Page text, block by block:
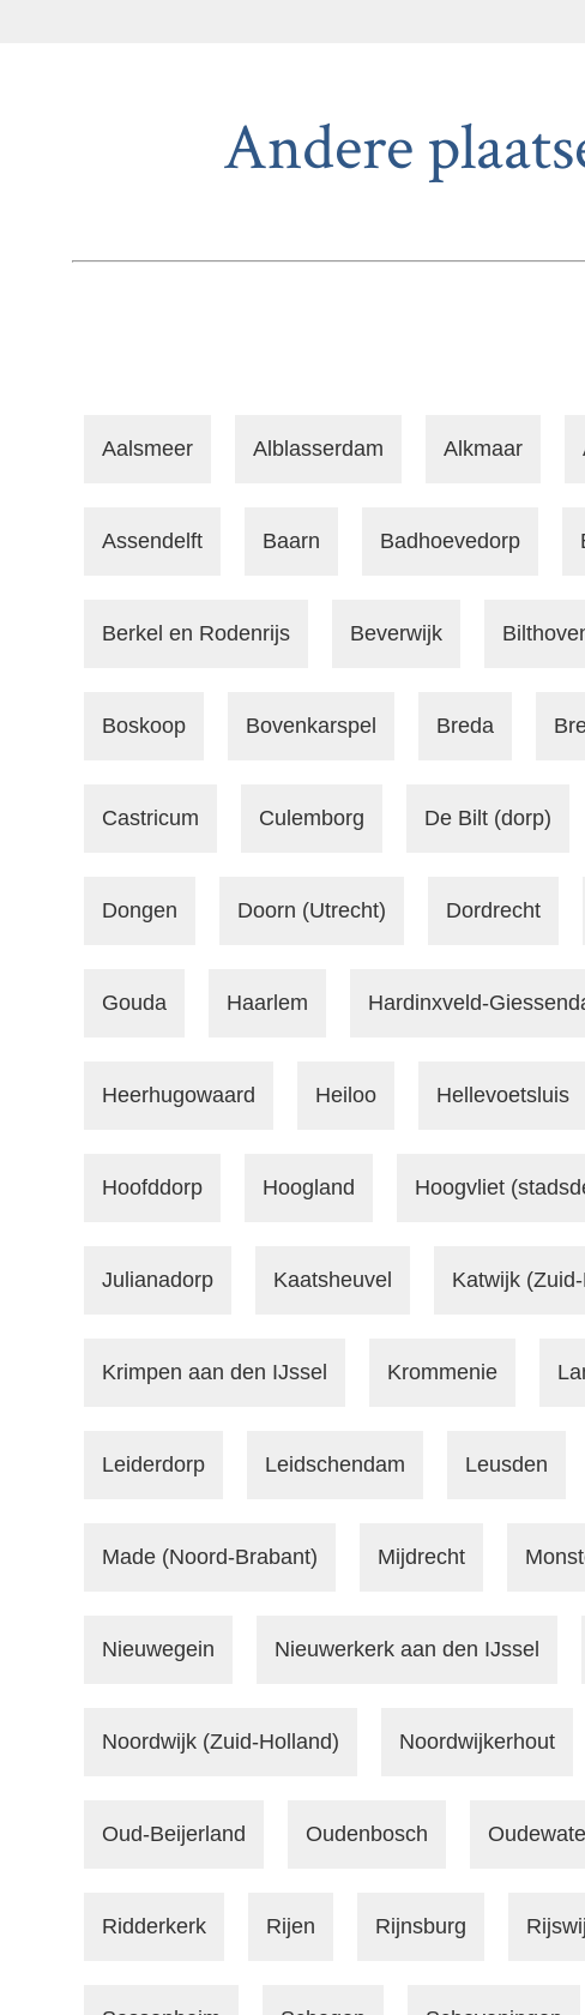
Andere
Aalsmeer Alblasserdam Alkmaar
Assendelft Baarn Badhoevedorp
Berkel en Rodenrijs Beverwijk
Boskoop Bovenkarspel Breda
Castricum Culemborg De Bilt (dorp)
Dongen Doorn (Utrecht) Dordrecht
Gouda Haarlem Hardinxveld-
Heerhugowaard Heiloo Hellevoetsluis
Hoofddorp Hoogland Hoogvliet
Julianadorp Kaatsheuvel Katwijk
Krimpen aan den IJssel Krommenie
Leiderdorp Leidschendam Leusden
Made (Noord-Brabant) Mijdrecht
Nieuwegein Nieuwerkerk aan den IJssel
Noordwijk (Zuid-Holland) Noordwijkerhout
Oud-Beijerland Oudenbosch
Ridderkerk Rijen Rijnsburg